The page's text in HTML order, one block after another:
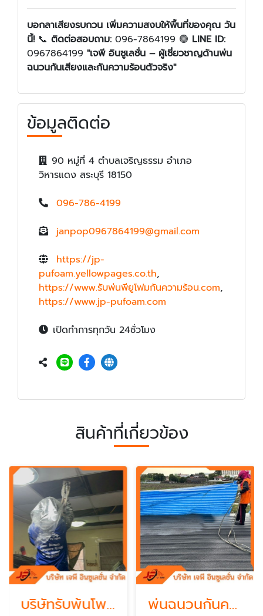
บอกลาเสียงรบกวน เพิ่มความสงบให้พื้นที่ของคุณ วัน
นี้!📞 ติดต่อสอบถาม: 096-7864199 🟢 LINE ID:
0967864199 "เจพี อินซูเลชั่น – ผู้เชี่ยวชาญด้านพ่น
ฉนวนกันเสียงและกันความร้อนตัวจริง"
ข้อมูลติดต่อ
90 หมู่ที่ 4 ตำบลเจริญธรรม อำเภอ
วิหารแดง สระบุรี 18150
096-786-4199
janpop0967864199@gmail.com
https://jp-
pufoam.yellowpages.co.th,
https://www.รับพ่นพียูโฟมกันความร้อน.com,
https://www.jp-pufoam.com
เปิดทำการทุกวัน 24ชั่วโมง
สินค้าที่เกี่ยวข้อง
บริษัทรับพ้นโพมกันความร้อน พ่นฉนวนกันความร้อนราคา